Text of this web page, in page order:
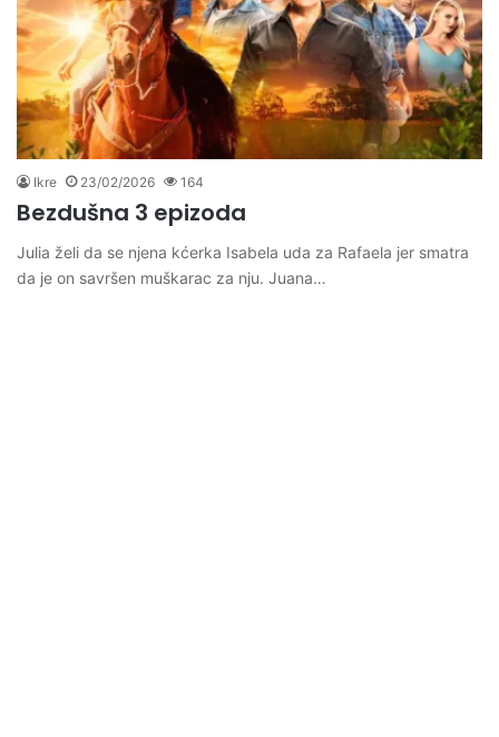
Ikre 23/02/2026 164
Bezdušna 3 epizoda
Julia želi da se njena kćerka Isabela uda za Rafaela jer smatra
da je on savršen muškarac za nju. Juana…